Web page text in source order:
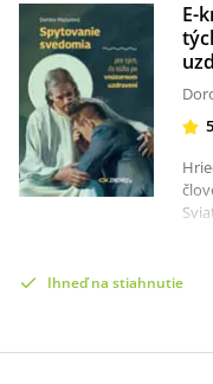
E-
Ihneď na stiahnutie